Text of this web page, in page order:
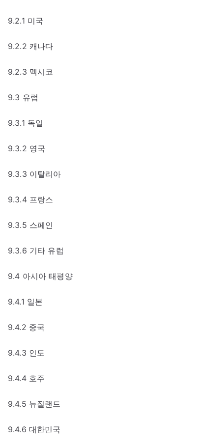
9.2.1 미국
9.2.2 캐나다
9.2.3 멕시코
9.3 유럽
9.3.1 독일
9.3.2 영국
9.3.3 이탈리아
9.3.4 프랑스
9.3.5 스페인
9.3.6 기타 유럽
9.4 아시아 태평양
9.4.1 일본
9.4.2 중국
9.4.3 인도
9.4.4 호주
9.4.5 뉴질랜드
9.4.6 대한민국